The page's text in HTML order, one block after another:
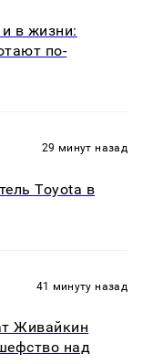
в жизни:
по-
29 минут назад
Toyota в
41 минуту назад
Живайкин
над